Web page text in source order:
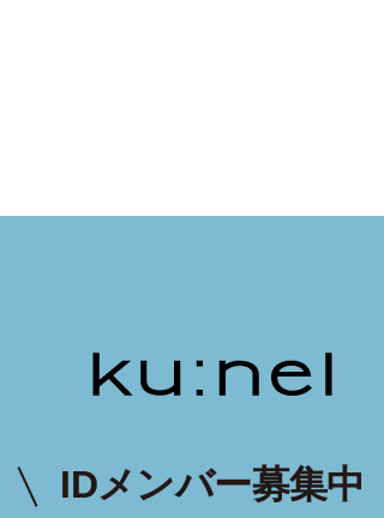
IDメンバー募集中